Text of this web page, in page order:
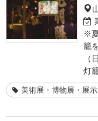
※
籠
灯
美術展・博物展・展